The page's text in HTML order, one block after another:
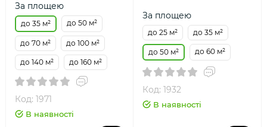
За площею
до 35 м² до 50 м²
до 70 м² до 100 м²
до 140 м² до 160 м²
Код: 1971
В наявності
За площею
до 25 м² до 35 м²
до 50 м² до 60 м²
Код: 1932
В наявності